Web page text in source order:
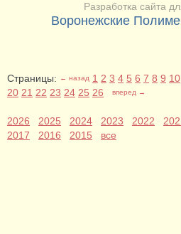
Разработка сайта
Воронежские
Страницы: ← назад 1 2 3 4 5 6 7 8 9 10
20 21 22 23 24 25 26 вперед →
2026 2025 2024 2023 2022
2017
2016 2015 все